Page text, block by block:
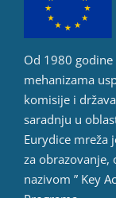
Od 1980
mehanizama
komisije i
saradnju u
Eurydice mreža
za obrazovanje,
nazivom ” Key